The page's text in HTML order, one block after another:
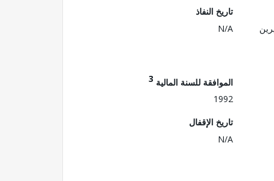
تاريخ النفاذ
N/A
الموافقة للسنة المالية 3
1992
تاريخ الإقفال
N/A